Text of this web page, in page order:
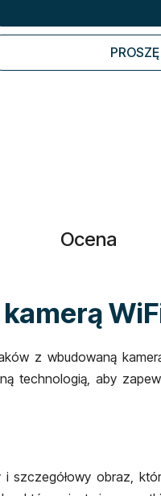
Ocena
z wbudowaną
technologią, aby
obraz,